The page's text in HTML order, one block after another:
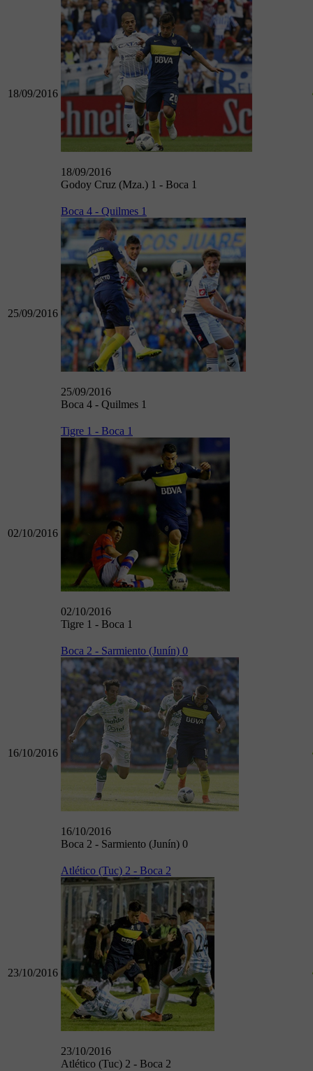
18/09/2016
18/09/2016
Godoy Cruz (Mza.) 1 - Boca 1
25/09/2016
Boca 4 - Quilmes 1
25/09/2016
Boca 4 - Quilmes 1
02/10/2016
Tigre 1 - Boca 1
02/10/2016
Tigre 1 - Boca 1
16/10/2016
Boca 2 - Sarmiento (Junín) 0
16/10/2016
Boca 2 - Sarmiento (Junín) 0
23/10/2016
Atlético (Tuc) 2 - Boca 2
23/10/2016
Atlético (Tuc) 2 - Boca 2